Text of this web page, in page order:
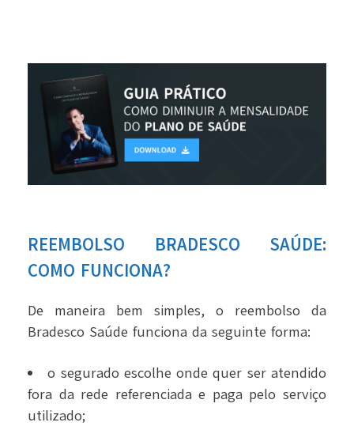
REEMBOLSO BRADESCO SAÚDE:
COMO FUNCIONA?
De maneira bem simples, o reembolso da
Bradesco Saúde funciona da seguinte forma:
o segurado escolhe onde quer ser atendido
fora da rede referenciada e paga pelo serviço
utilizado;